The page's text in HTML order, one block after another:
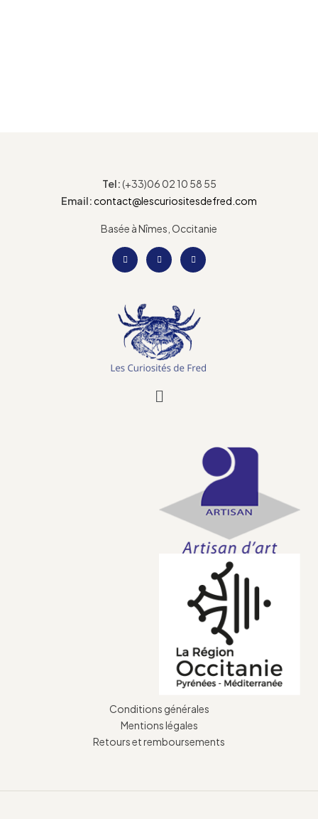
Tel:(+33)06 02 10 58 55
Email:contact@lescuriositesdefred.com
Basée à Nîmes, Occitanie
Conditions générales
Mentions légales
Retours et remboursements